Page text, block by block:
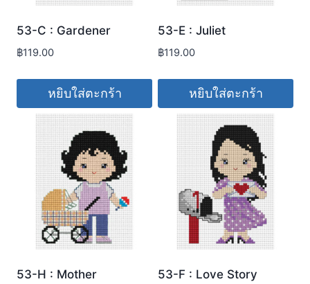
53-C : Gardener
฿119.00
หยิบใส่ตะกร้า
53-E : Juliet
฿119.00
หยิบใส่ตะกร้า
53-H : Mother 53-F : Love Story